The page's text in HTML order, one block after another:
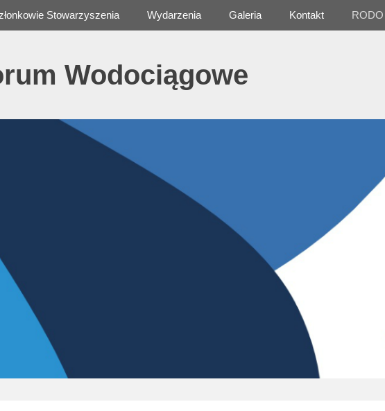
Wodociągowe
Stowarzyszenia Wydarzenia Galeria Kontakt RODO